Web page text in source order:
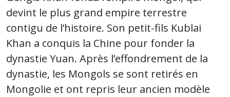
devint le plus grand empire terrestre
contigu de l’histoire. Son petit-fils Kublai
Khan a conquis la Chine pour fonder la
dynastie Yuan. Après l’effondrement de la
dynastie, les Mongols se sont retirés en
Mongolie et ont repris leur ancien modèle